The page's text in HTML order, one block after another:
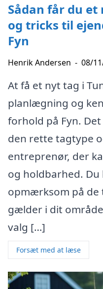
Sådan får du et
og tricks til
Fyn
Henrik Andersen - 08/
At få et nyt tag i
planlægning og
forhold på Fyn.
den rette tagtype
entreprenør, der
og holdbarhed.
opmærksom på de
gælder i dit
valg […]
Forsæt med at læse